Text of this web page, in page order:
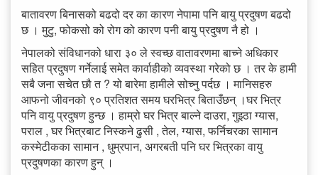
बातावरण बिनासको बढदो दर का कारण नेपामा पनि बायु प्रदुषण बढदो
छ । मुटु, फोकसो को रोग को कारण पनी बायु प्रदुषण नै हो ।
नेपालको संविधानको धारा ३० ले स्वच्छ वातावरणमा बाच्ने अधिकार
सहित प्रदुषण गर्नेलाई समेत कार्वाहीको व्यवस्था गरेको छ । तर के हामी
सबै जना सचेत छौ त ? यो बारेमा हामीले सोच्नु पर्दछ । मानिसहरु
आफनो जीवनको ९० प्रतिशत समय घरभित्र बिताउँछन् ।घर भित्र
पनि वायु प्रदुषण हुन्छ । हाम्रो घर भित्र बाल्ने दाउरा, गुइठा ग्यास,
पराल , घर भित्रबाट निस्कने ढुसी , तेल, ग्यास, फर्निचरका सामान
कस्मेटीकका सामान , धुम्रपान, अगरबती पनि घर भित्रका वायु
प्रदुषणका कारण हुन् ।